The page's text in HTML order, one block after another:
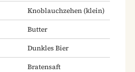
Knoblauchzehen (klein)
Butter
Dunkles Bier
Bratensaft